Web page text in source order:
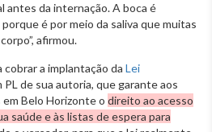
antes da internação. A boca é
é por meio da saliva que muitas
afirmou.
a implantação da Lei
PL de sua autoria, que garante aos
Belo Horizonte o direito ao acesso
saúde e às listas de espera para